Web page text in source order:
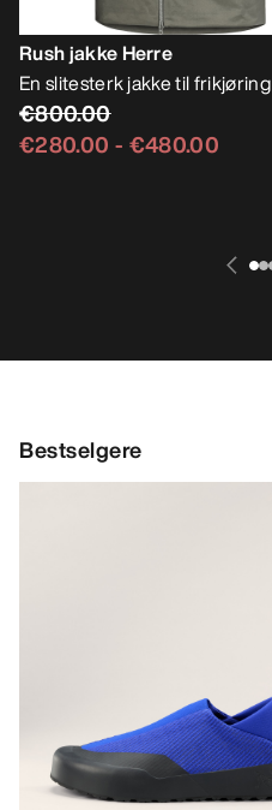
Rush jakke Herre
En slitesterk jakke til frikjøring
€800.00
€280.00 - €480.00
Bestselgere